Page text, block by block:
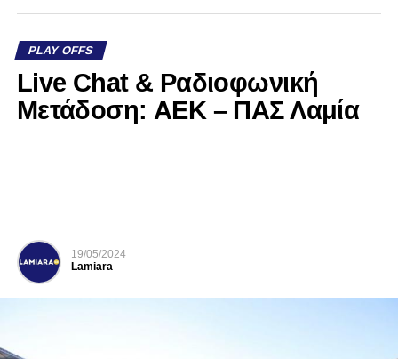
PLAY OFFS
Live Chat & Ραδιοφωνική
Μετάδοση: AEK – ΠΑΣ Λαμία
19/05/2024
Lamiara